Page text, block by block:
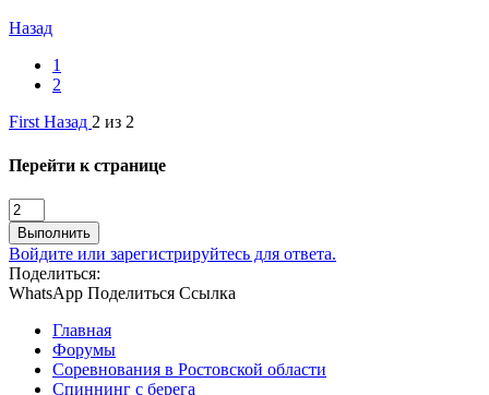
Назад
1
2
First Назад 2 из 2
Перейти к странице
Выполнить
Войдите или зарегистрируйтесь для ответа.
Поделиться:
WhatsApp Поделиться Ссылка
Главная
Форумы
Соревнования в Ростовской области
Спиннинг с берега